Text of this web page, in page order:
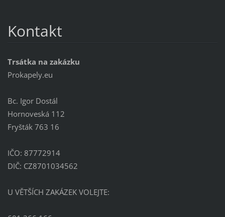
Kontakt
Trsátka na zakázku
Prokapely.eu
Bc. Igor Dostál
Hornoveská 112
Fryšták 763 16
IČO: 87772914
DIČ: CZ8701034562
U VĚTŠÍCH ZAKÁZEK VOLEJTE: